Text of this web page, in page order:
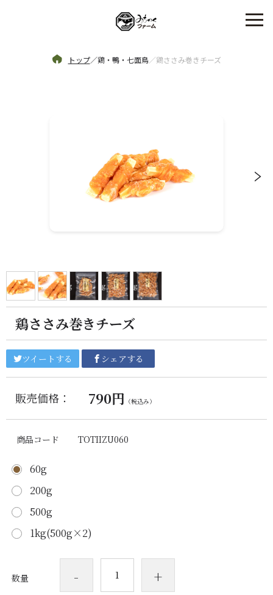
トップ／鶏・鴨・七面鳥／鶏ささみ巻きチーズ
鶏ささみ巻きチーズ
ツイートする シェアする
販売価格： 790円 （税込み）
商品コード TOTIIZU060
60g
200g
500g
1kg(500g×2)
数量 - +